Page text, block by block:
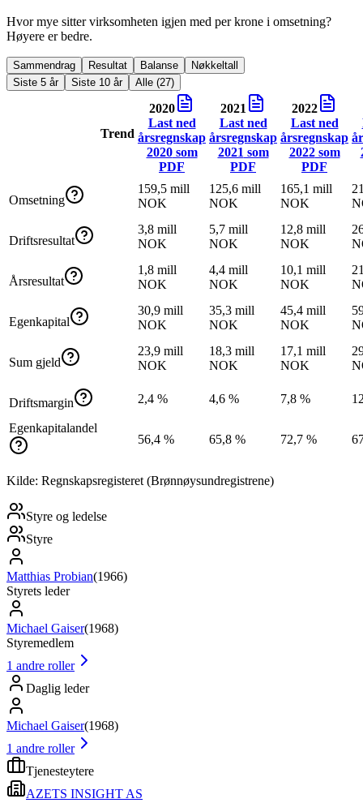
Hvor mye sitter virksomheten igjen med per krone i omsetning?
Høyere er bedre.
Sammendrag Resultat Balanse
Nøkkeltall
Siste 5 år
Siste 10 år Alle (27)
Trend
2020
Last ned
årsregnskap
2020som
PDF
2021
Last ned
årsregnskap
2021 som
PDF
2022
Last ned
årsregnskap
2022som
PDF
Omsetning
159,5 mill
NOK
125,6 mill
NOK
165,1 mill
NOK
Driftsresultat
3,8 mill
NOK
5,7 mill
NOK
12,8 mill
NOK
Årsresultat
1,8 mill
NOK
4,4 mill
NOK
10,1 mill
NOK
Egenkapital
30,9 mill
NOK
35,3 mill
NOK
45,4 mill
NOK
Sum gjeld
23,9 mill
NOK
18,3 mill
NOK
17,1 mill
NOK
Driftsmargin 2,4 % 4,6 % 7,8 %
Egenkapitalandel
56,4 %
65,8 % 72,7 %
Kilde: Regnskapsregisteret (Brønnøysundregistrene)
Styre og ledelse
Styre
Matthias Probian(1966)
Styrets leder
Michael Gaiser(1968)
Styremedlem
1 andre roller
Daglig leder
Michael Gaiser(1968)
1 andre roller
Tjenesteytere
AZETS INSIGHT AS